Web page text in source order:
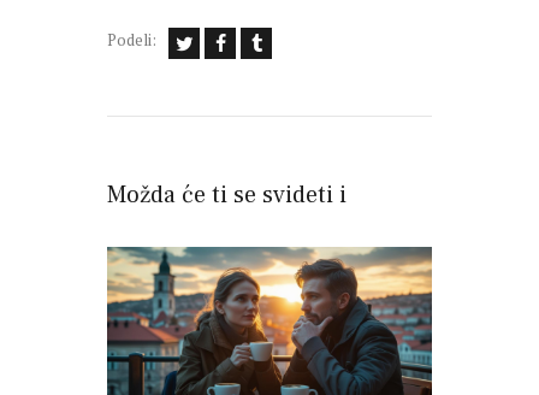
Podeli:
Možda će ti se svideti i